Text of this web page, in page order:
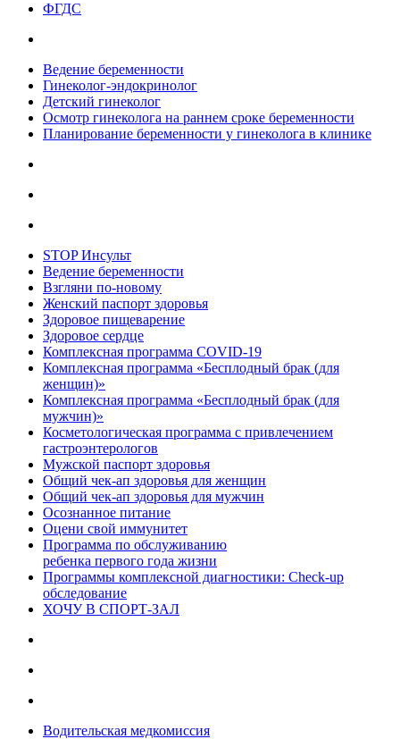
ФГДС
Ведение беременности
Гинеколог-эндокринолог
Детский гинеколог
Осмотр гинеколога на раннем сроке беременности
Планирование беременности у гинеколога в клинике
STOP Инсульт
Ведение беременности
Взгляни по-новому
Женский паспорт здоровья
Здоровое пищеварение
Здоровое сердце
Комплексная программа COVID-19
Комплексная программа «Бесплодный брак (для
женщин)»
Комплексная программа «Бесплодный брак (для
мужчин)»
Косметологическая программа с привлечением
гастроэнтерологов
Мужской паспорт здоровья
Общий чек-ап здоровья для женщин
Общий чек-ап здоровья для мужчин
Осознанное питание
Оцени свой иммунитет
Программа по обслуживанию
ребенка первого года жизни
Программы комплексной диагностики: Check-up
обследование
ХОЧУ В CПОРТ-ЗАЛ
Водительская медкомиссия